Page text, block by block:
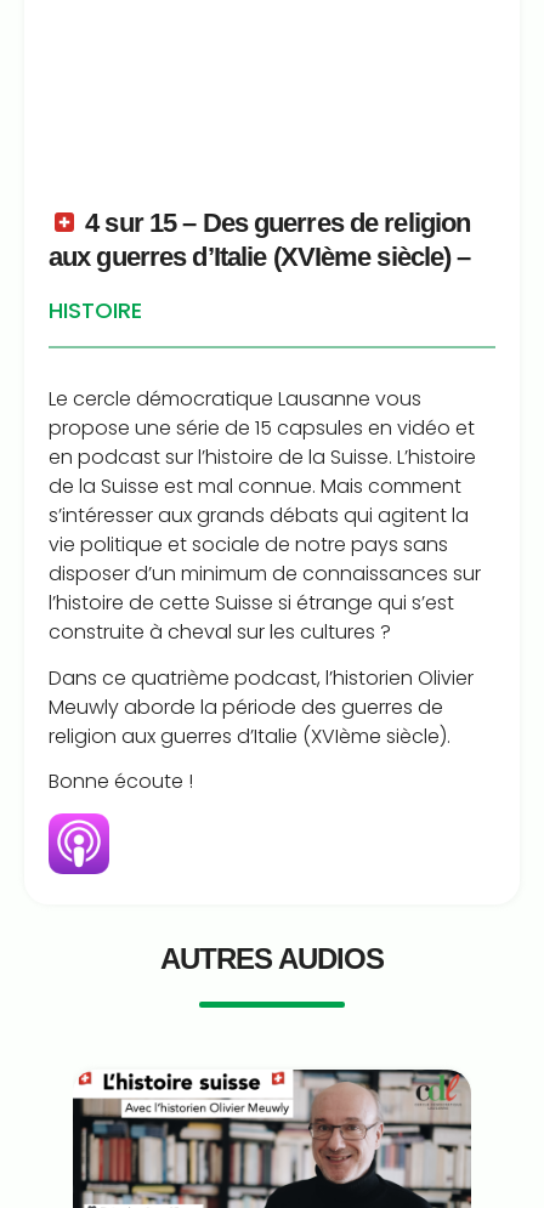
4 sur 15 – Des guerres de religion
aux guerres d’Italie (XVIème siècle) –
HISTOIRE
Le cercle démocratique Lausanne vous
propose une série de 15 capsules en vidéo et
en podcast sur l’histoire de la Suisse. L’histoire
de la Suisse est mal connue. Mais comment
s’intéresser aux grands débats qui agitent la
vie politique et sociale de notre pays sans
disposer d’un minimum de connaissances sur
l’histoire de cette Suisse si étrange qui s’est
construite à cheval sur les cultures ?
Dans ce quatrième podcast, l’historien Olivier
Meuwly aborde la période des guerres de
religion aux guerres d’Italie (XVIème siècle).
Bonne écoute !
AUTRES AUDIOS